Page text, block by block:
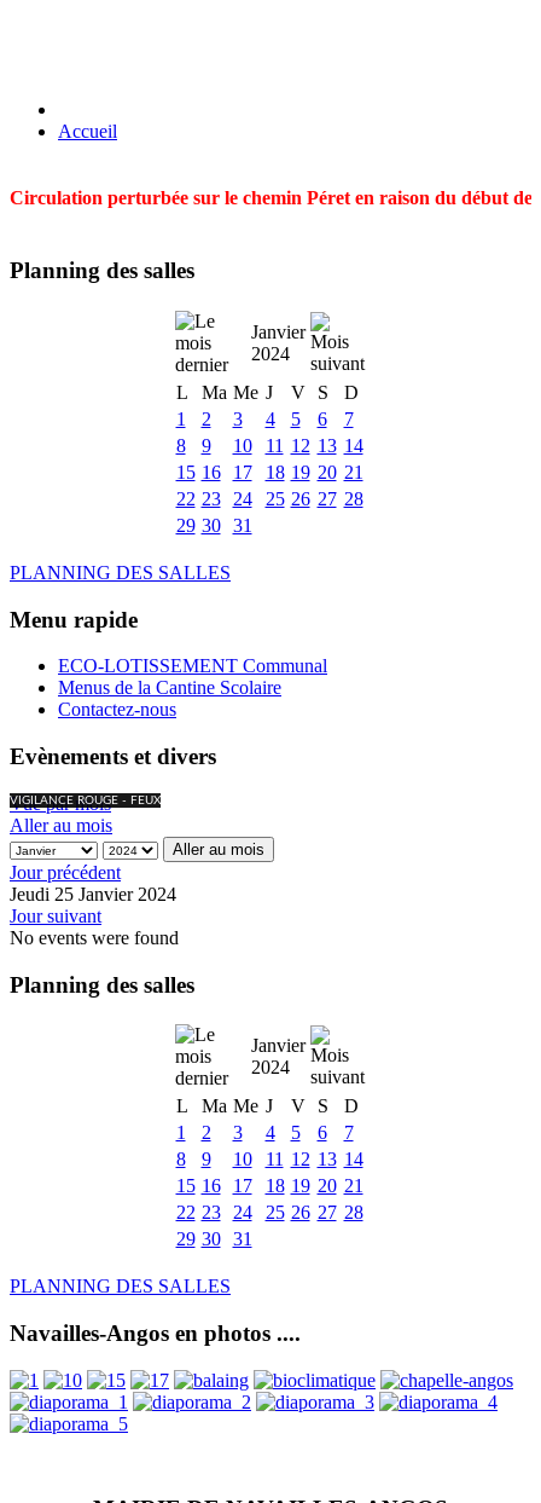
Accueil
Circulation perturbée sur le chemin Péret en raison du début
Planning des salles
Janvier
2024
L
Ma Me J V S
D
1
2 3 4 5 6
7
8
9 10 11 12 13 14
15 16 17 18 19 20 21
22 23 24 25 26 27 28
29 30 31
PLANNING DES SALLES
Menu rapide
ECO-LOTISSEMENT Communal
Menus de la Cantine Scolaire
Contactez-nous
Evènements et divers
VIGILANCE ROUGE - FEUX
Vue par mois
Aller au mois
Aller au mois
Jour précédent
Jeudi 25 Janvier 2024
Jour suivant
No events were found
Planning des salles
Janvier
2024
L
Ma Me J V S
D
1
2 3 4 5 6
7
8
9 10 11 12 13 14
15 16 17 18 19 20 21
22 23 24 25 26 27 28
29 30 31
PLANNING DES SALLES
Navailles-Angos en photos ....